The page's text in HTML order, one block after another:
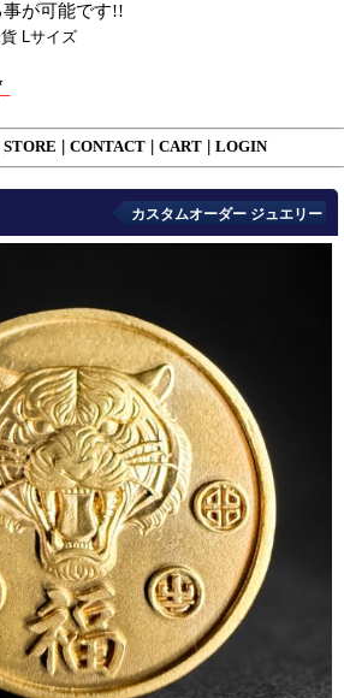
が可能です!!
Lサイズ
STORE CONTACT CART LOGIN
カスタムオーダー ジュエリー